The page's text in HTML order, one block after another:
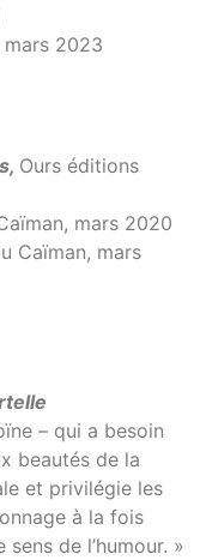
mars 2023
Ours éditions
mars 2020
Caïman, mars
– qui a besoin
beautés de la
et privilégie les
à la fois
de l’humour. »